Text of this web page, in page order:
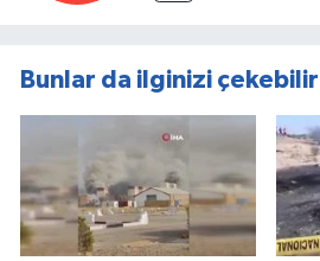
Bunlar da ilginizi çekebilir